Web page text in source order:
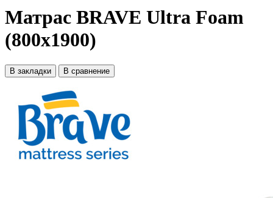
Матрас BRAVE Ultra Foam
(800x1900)
В закладки В сравнение